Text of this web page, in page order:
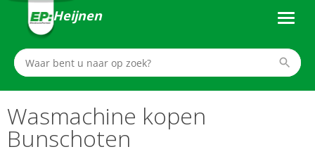
Heijnen
Wasmachine kopen
Bunschoten